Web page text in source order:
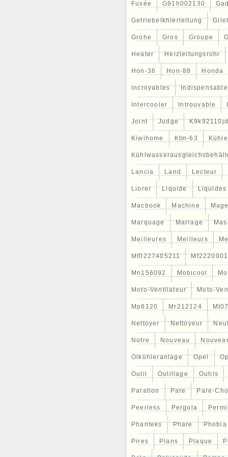
Fusée G91h002130
Getriebelkhlerleitung
Grohe Gros Groupe
Heater Heizleitungsrohr
Hon-36 Hon-88 Honda
Incroyables Indispensable
Intercooler Introuvable
Joint Judge
Kiwihome Ktm-63
Lancia Land Lecteur
Liorer Liquide Liquides
Macbook Machine
Marquage Marrage
Meilleures Meilleurs
Mf0227405211
Mn156092 Mobicool
Moto-Ventilateur Moto-
Mp8120 Mr212124 Mt07
Nettoyer Nettoyeur
Notre Nouveau
Ölkühleranlage Opel
Outil Outillage Outils
Paration Pare Pare-
Peerless Pergola
Phanteks Phare Phobia
Pires Plans Plaque